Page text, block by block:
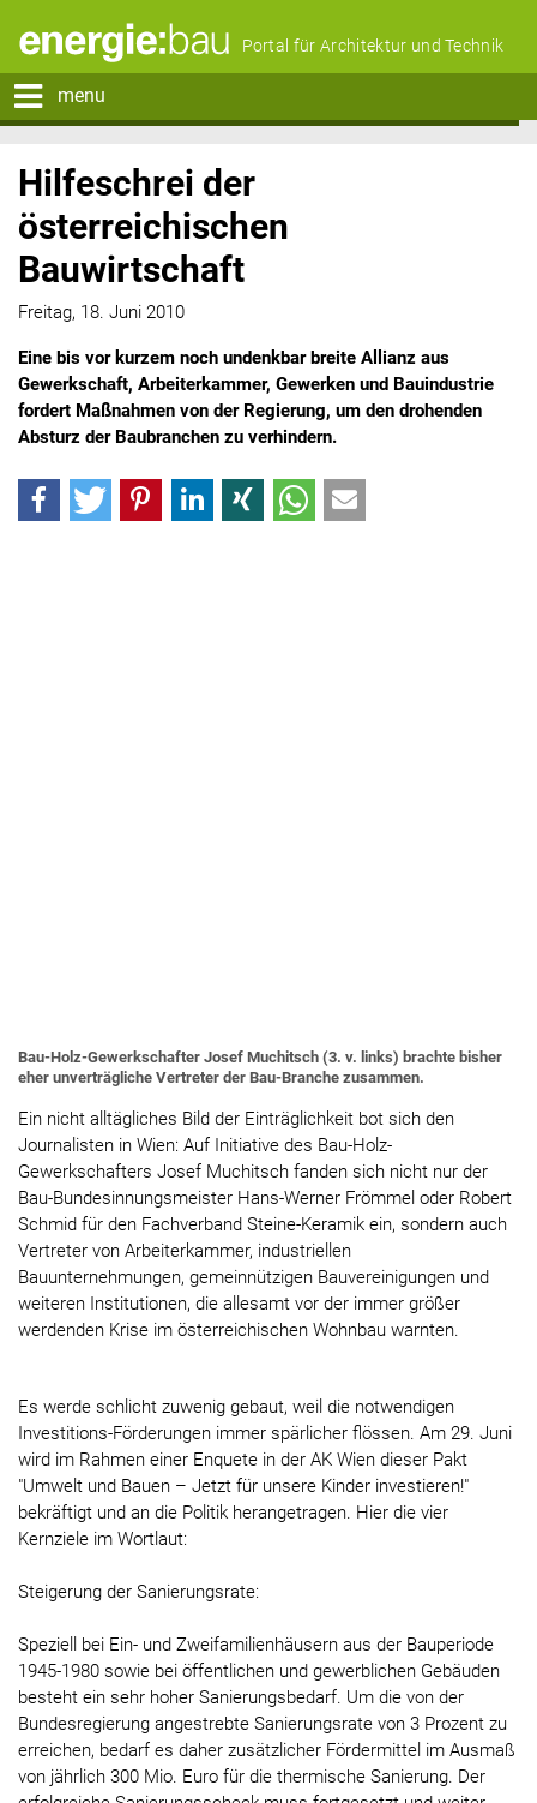
Portal für Architektur und Technik
menu
Hilfeschrei der
österreichischen
Bauwirtschaft
Freitag, 18. Juni 2010
Eine bis vor kurzem noch undenkbar breite Allianz aus
Gewerkschaft, Arbeiterkammer, Gewerken und Bauindustrie
fordert Maßnahmen von der Regierung, um den drohenden
Absturz der Baubranchen zu verhindern.
Bau-Holz-Gewerkschafter Josef Muchitsch (3. v. links) brachte bisher
eher unverträgliche Vertreter der Bau-Branche zusammen.
Ein nicht alltägliches Bild der Einträglichkeit bot sich den
Journalisten in Wien: Auf Initiative des Bau-Holz-
Gewerkschafters Josef Muchitsch fanden sich nicht nur der
Bau-Bundesinnungsmeister Hans-Werner Frömmel oder Robert
Schmid für den Fachverband Steine-Keramik ein, sondern auch
Vertreter von Arbeiterkammer, industriellen
Bauunternehmungen, gemeinnützigen Bauvereinigungen und
weiteren Institutionen, die allesamt vor der immer größer
werdenden Krise im österreichischen Wohnbau warnten.
Es werde schlicht zuwenig gebaut, weil die notwendigen
Investitions-Förderungen immer spärlicher flössen. Am 29. Juni
wird im Rahmen einer Enquete in der AK Wien dieser Pakt
"Umwelt und Bauen – Jetzt für unsere Kinder investieren!"
bekräftigt und an die Politik herangetragen. Hier die vier
Kernziele im Wortlaut:
Steigerung der Sanierungsrate:
Speziell bei Ein- und Zweifamilienhäusern aus der Bauperiode
1945-1980 sowie bei öffentlichen und gewerblichen Gebäuden
besteht ein sehr hoher Sanierungsbedarf. Um die von der
Bundesregierung angestrebte Sanierungsrate von 3 Prozent zu
erreichen, bedarf es daher zusätzlicher Fördermittel im Ausmaß
von jährlich 300 Mio. Euro für die thermische Sanierung. Der